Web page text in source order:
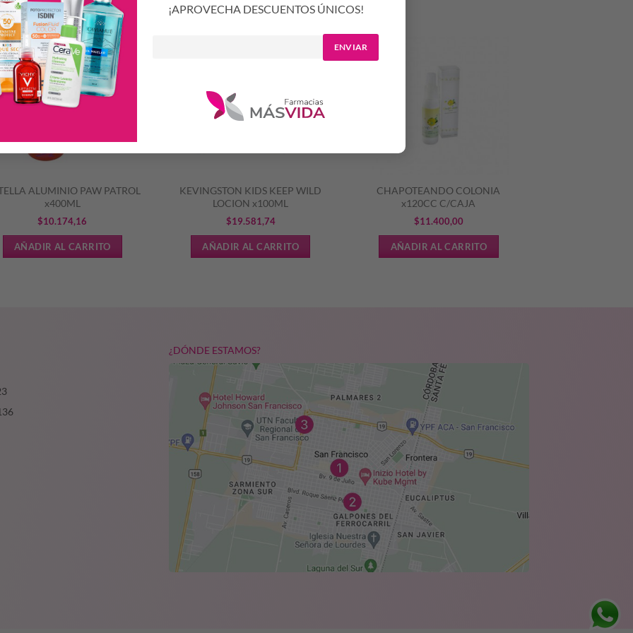
¡APROVECHA DESCUENTOS ÚNICOS!
ENVIAR
ALUMINIO PAW PATROL
x400ML
$10.174,16
AÑADIR AL CARRITO
KEVINGSTON KIDS KEEP WILD
LOCION x100ML
$19.581,74
AÑADIR AL CARRITO
CHAPOTEANDO COLONIA
x120CC C/CAJA
$11.400,00
AÑADIR AL CARRITO
¿DÓNDE ESTAMOS?